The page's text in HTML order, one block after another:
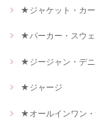
★ジャケット・カー
★パーカー・スウェ
★ジージャン・デニ
★ジャージ
★オールインワン・